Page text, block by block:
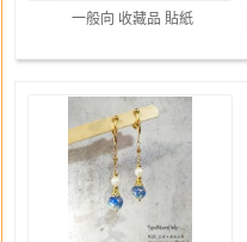
一般向 收藏品 貼紙